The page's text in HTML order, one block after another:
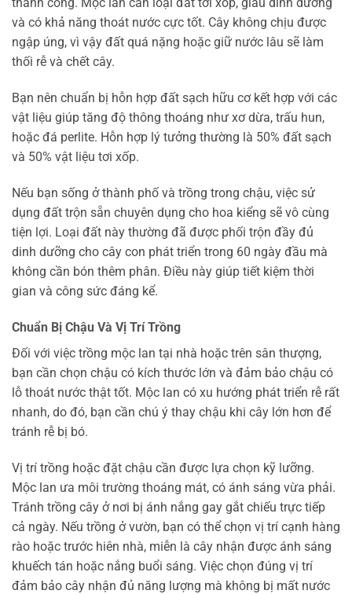
thành công. Mộc lan cần loại đất tơi xốp, giàu dinh dưỡng
và có khả năng thoát nước cực tốt. Cây không chịu được
ngập úng, vì vậy đất quá nặng hoặc giữ nước lâu sẽ làm
thối rễ và chết cây.
Bạn nên chuẩn bị hỗn hợp đất sạch hữu cơ kết hợp với các
vật liệu giúp tăng độ thông thoáng như xơ dừa, trấu hun,
hoặc đá perlite. Hỗn hợp lý tưởng thường là 50% đất sạch
và 50% vật liệu tơi xốp.
Nếu bạn sống ở thành phố và trồng trong chậu, việc sử
dụng đất trộn sẵn chuyên dụng cho hoa kiểng sẽ vô cùng
tiện lợi. Loại đất này thường đã được phối trộn đầy đủ
dinh dưỡng cho cây con phát triển trong 60 ngày đầu mà
không cần bón thêm phân. Điều này giúp tiết kiệm thời
gian và công sức đáng kể.
Chuẩn Bị Chậu Và Vị Trí Trồng
Đối với việc trồng mộc lan tại nhà hoặc trên sân thượng,
bạn cần chọn chậu có kích thước lớn và đảm bảo chậu có
lỗ thoát nước thật tốt. Mộc lan có xu hướng phát triển rễ rất
nhanh, do đó, bạn cần chú ý thay chậu khi cây lớn hơn để
tránh rễ bị bó.
Vị trí trồng hoặc đặt chậu cần được lựa chọn kỹ lưỡng.
Mộc lan ưa môi trường thoáng mát, có ánh sáng vừa phải.
Tránh trồng cây ở nơi bị ánh nắng gay gắt chiếu trực tiếp
cả ngày. Nếu trồng ở vườn, bạn có thể chọn vị trí cạnh hàng
rào hoặc trước hiên nhà, miễn là cây nhận được ánh sáng
khuếch tán hoặc nắng buổi sáng. Việc chọn đúng vị trí
đảm bảo cây nhận đủ năng lượng mà không bị mất nước